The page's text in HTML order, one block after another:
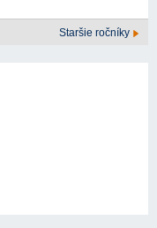
Staršie ročníky